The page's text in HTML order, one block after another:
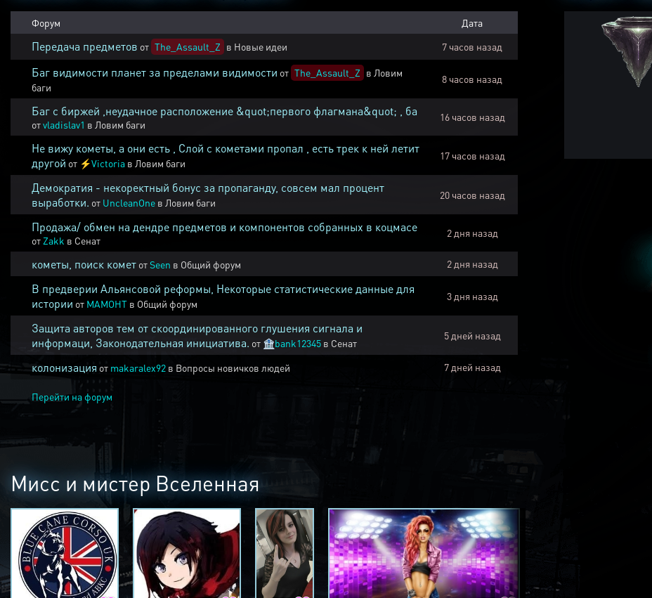
Форум Дата
Передача предметов от The_Assault_Z в Новые идеи 7 часов назад
Баг видимости планет за пределами видимости от The_Assault_Z в Ловим
баги
8 часов назад
Баг с биржей ,неудачное расположение &quot;первого флагмана&quot; , ба
отvladislav1 в Ловим баги
16 часов назад
Не вижу кометы, а они есть , Слой с кометами пропал , есть трек к ней летит
другой от ⚡Victoria в Ловим баги
17 часов назад
Демократия - некоректный бонус за пропаганду, совсем мал процент
выработки. от UncleanOne в Ловим баги
20 часов назад
Продажа/ обмен на дендре предметов и компонентов собранных в коцмасе
от Zakk в Сенат
2 дня назад
кометы, поиск комет отSeen в Общий форум 2 дня назад
В предверии Альянсовой реформы, Некоторые статистические данные для
истории от MAMOHT в Общий форум
3 дня назад
Защита авторов тем от скоординированного глушения сигнала и
информаци, Законодательная инициатива. от 🏦bank12345 в Сенат
5 дней назад
колонизация от makaralex92 в Вопросы новичков людей 7 дней назад
Перейти на форум
Мисс и мистер Вселенная